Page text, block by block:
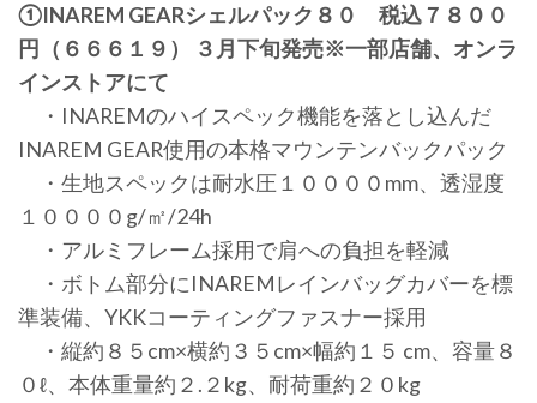
①INAREM GEARシェルパック８０ 税込７８００
円（６６６１９） ３月下旬発売※一部店舗、オンラ
インストアにて
・INAREMのハイスペック機能を落とし込んだ
INAREM GEAR使用の本格マウンテンバックパック
・生地スペックは耐水圧１００００mm、透湿度
１００００g/㎡/24h
・アルミフレーム採用で肩への負担を軽減
・ボトム部分にINAREMレインバッグカバーを標
準装備、YKKコーティングファスナー採用
・縦約８５cm×横約３５cm×幅約１５ cm、容量８
０ℓ、本体重量約２.２kg、耐荷重約２０kg